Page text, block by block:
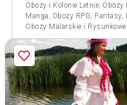
Obozy i Kolonie Letnie, Obozy
Manga , Obozy RPG, Fantasy,
Obozy Malarskie i Rysunkowe